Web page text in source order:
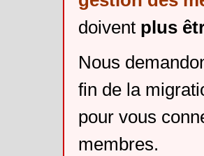
doivent plus
Nous
fin de la
pour vous
membres.